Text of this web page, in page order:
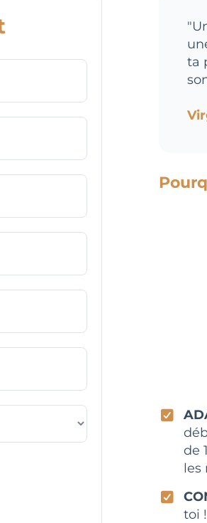
ta
de
les
toi